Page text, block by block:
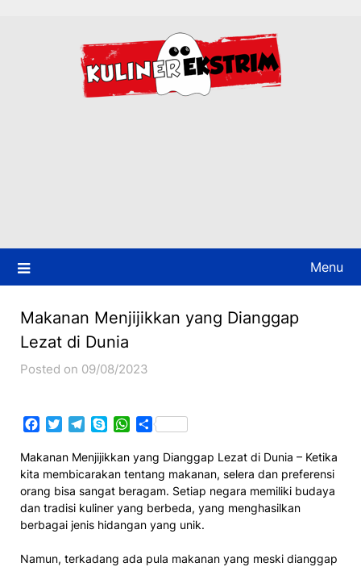
Menu
Makanan Menjijikkan yang Dianggap
Lezat di Dunia
Posted on 09/08/2023
Facebook
TwitterTelegram
SkypeWhatsApp
Share
Makanan Menjijikkan yang Dianggap Lezat di Dunia – Ketika
kita membicarakan tentang makanan, selera dan preferensi
orang bisa sangat beragam. Setiap negara memiliki budaya
dan tradisi kuliner yang berbeda, yang menghasilkan
berbagai jenis hidangan yang unik.
Namun, terkadang ada pula makanan yang meski dianggap